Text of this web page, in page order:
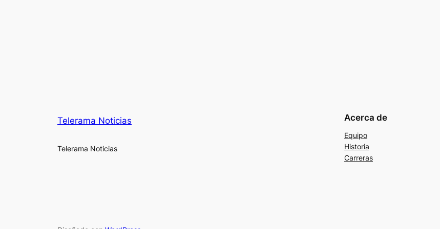
Telerama Noticias
Telerama Noticias
Acerca de
Equipo
Historia
Carreras